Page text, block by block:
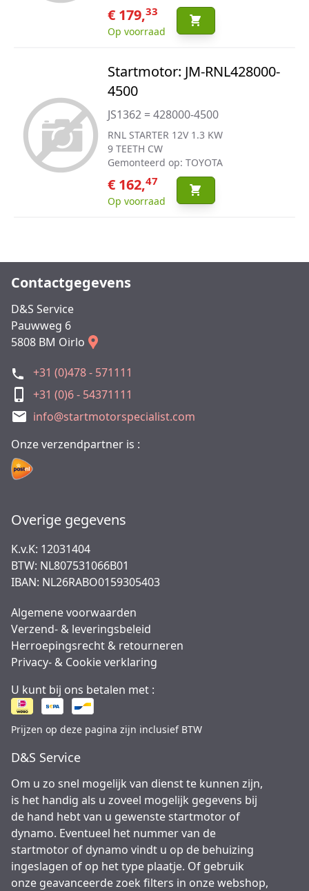
€ 179,33
Op voorraad
Startmotor: JM-RNL428000-
4500
JS1362 = 428000-4500
RNL STARTER 12V 1.3 KW
9 TEETH CW
Gemonteerd op: TOYOTA
€ 162,47
Op voorraad
Contactgegevens
D&S Service
Pauwweg 6
5808 BM Oirlo
+31 (0)478 - 571111
+31 (0)6 - 54371111
info@startmotorspecialist.com
Onze verzendpartner is :
Overige gegevens
K.v.K: 12031404
BTW: NL807531066B01
IBAN: NL26RABO0159305403
Algemene voorwaarden
Verzend- & leveringsbeleid
Herroepingsrecht & retourneren
Privacy- & Cookie verklaring
U kunt bij ons betalen met :
Prijzen op deze pagina zijn inclusief BTW
D&S Service
Om u zo snel mogelijk van dienst te kunnen zijn,
is het handig als u zoveel mogelijk gegevens bij
de hand hebt van u gewenste startmotor of
dynamo. Eventueel het nummer van de
startmotor of dynamo vindt u op de behuizing
ingeslagen of op het type plaatje. Of gebruik
onze geavanceerde zoek filters in onze webshop,